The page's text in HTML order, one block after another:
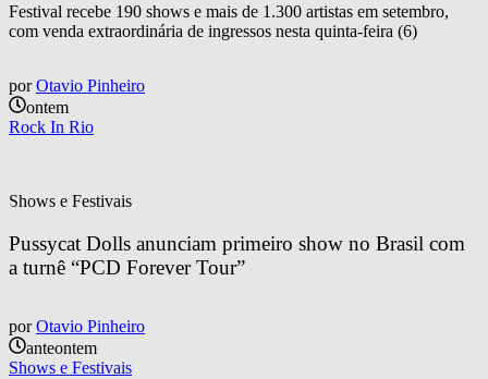
Festival recebe 190 shows e mais de 1.300 artistas em setembro,
com venda extraordinária de ingressos nesta quinta-feira (6)
por Otavio Pinheiro
ontem
Rock In Rio
Shows e Festivais
Pussycat Dolls anunciam primeiro show no Brasil com
a turnê “PCD Forever Tour”
por Otavio Pinheiro
anteontem
Shows e Festivais